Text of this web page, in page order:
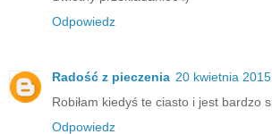
Odpowiedz
Radość z pieczenia 20 kwietnia
Robiłam kiedyś te ciasto i jest bardzo
Odpowiedz